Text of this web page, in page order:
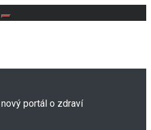
portál o zdraví